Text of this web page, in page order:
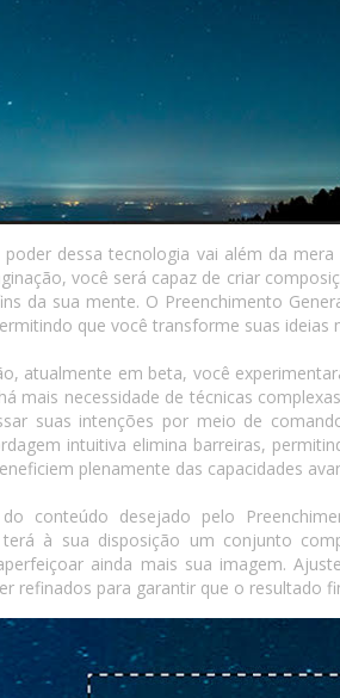
dessa tecnologia vai além da
você será capaz de criar
da sua mente. O Preenchimento
que você transforme suas ideias
atualmente em beta, você
mais necessidade de técnicas
suas intenções por meio de
intuitiva elimina barreiras,
plenamente das capacidades
conteúdo desejado pelo
terá à sua disposição um conjunto
ainda mais sua imagem.
refinados para garantir que o resultado